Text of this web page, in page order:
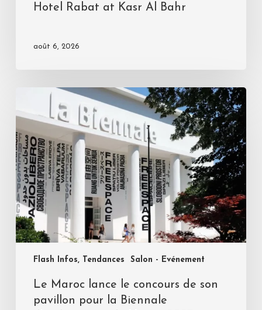
Hotel Rabat at Kasr Al Bahr
août 6, 2026
Flash Infos, Tendances Salon - Evénement
Le Maroc lance le concours de son
pavillon pour la Biennale